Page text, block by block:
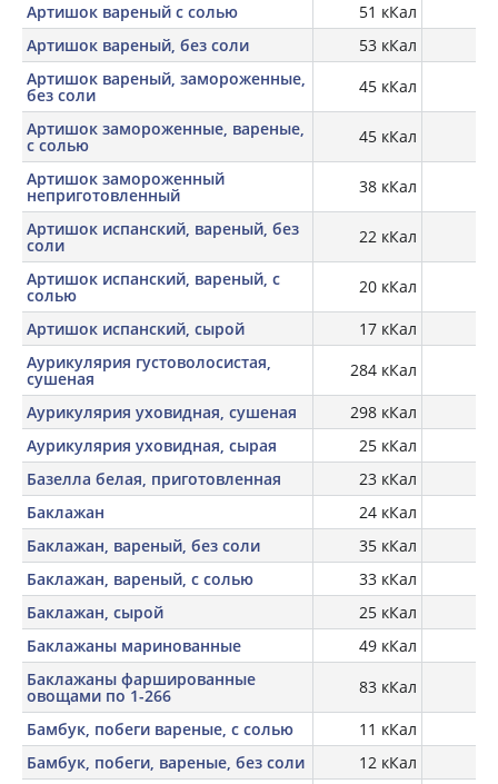
Артишок вареный с солью
51 кКал
Артишок вареный, без соли
53 кКал
Артишок вареный, замороженные,
без соли 45 кКал
Артишок замороженные, вареные,
с солью 45 кКал
Артишок замороженный
неприготовленный 38 кКал
Артишок испанский, вареный, без
соли 22 кКал
Артишок испанский, вареный, с
солью 20 кКал
Артишок испанский, сырой
17 кКал
Аурикулярия густоволосистая,
сушеная 284 кКал
Аурикулярия уховидная, сушеная
298 кКал
Аурикулярия уховидная, сырая
25 кКал
Базелла белая, приготовленная
23 кКал
Баклажан
24 кКал
Баклажан, вареный, без соли
35 кКал
Баклажан, вареный, с солью
33 кКал
Баклажан, сырой
25 кКал
Баклажаны маринованные
49 кКал
Баклажаны фаршированные
овощами по 1-266 83 кКал
Бамбук, побеги вареные, с солью
11 кКал
Бамбук, побеги, вареные, без соли
12 кКал